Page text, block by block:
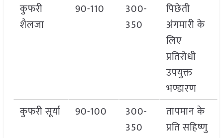
कुफरी
शैलजा
90-110
300-
350
पिछेती
अंगमारी के
लिए
प्रतिरोधी
उपयुक्त
भण्डारण
कुफरी सूर्या
90-100
300-
350
तापमान के
प्रति सहिष्णु